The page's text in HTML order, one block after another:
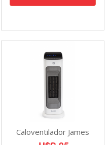
Caloventilador James